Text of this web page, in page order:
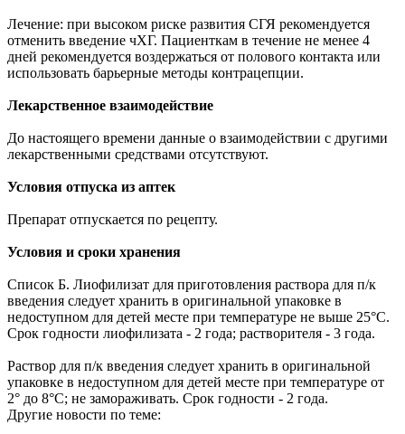
Лечение: при высоком риске развития СГЯ рекомендуется
отменить введение чХГ. Пациенткам в течение не менее 4
дней рекомендуется воздержаться от полового контакта или
использовать барьерные методы контрацепции.
Лекарственное взаимодействие
До настоящего времени данные о взаимодействии с другими
лекарственными средствами отсутствуют.
Условия отпуска из аптек
Препарат отпускается по рецепту.
Условия и сроки хранения
Список Б. Лиофилизат для приготовления раствора для п/к
введения следует хранить в оригинальной упаковке в
недоступном для детей месте при температуре не выше 25°C.
Срок годности лиофилизата - 2 года; растворителя - 3 года.
Раствор для п/к введения следует хранить в оригинальной
упаковке в недоступном для детей месте при температуре от
2° до 8°C; не замораживать. Срок годности - 2 года.
Другие новости по теме: